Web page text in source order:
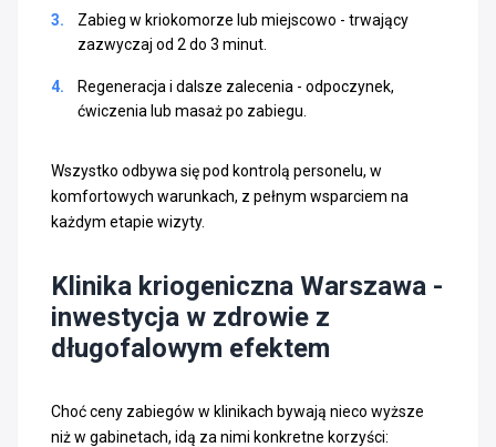
Zabieg w kriokomorze lub miejscowo - trwający
zazwyczaj od 2 do 3 minut.
Regeneracja i dalsze zalecenia - odpoczynek,
ćwiczenia lub masaż po zabiegu.
Wszystko odbywa się pod kontrolą personelu, w
komfortowych warunkach, z pełnym wsparciem na
każdym etapie wizyty.
Klinika kriogeniczna Warszawa -
inwestycja w zdrowie z
długofalowym efektem
Choć ceny zabiegów w klinikach bywają nieco wyższe
niż w gabinetach, idą za nimi konkretne korzyści: